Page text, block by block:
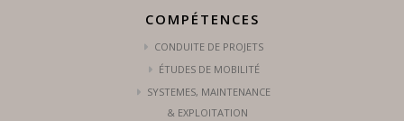
COMPÉTENCES
CONDUITE DE PROJETS
ÉTUDES DE MOBILITÉ
SYSTEMES, MAINTENANCE
& EXPLOITATION